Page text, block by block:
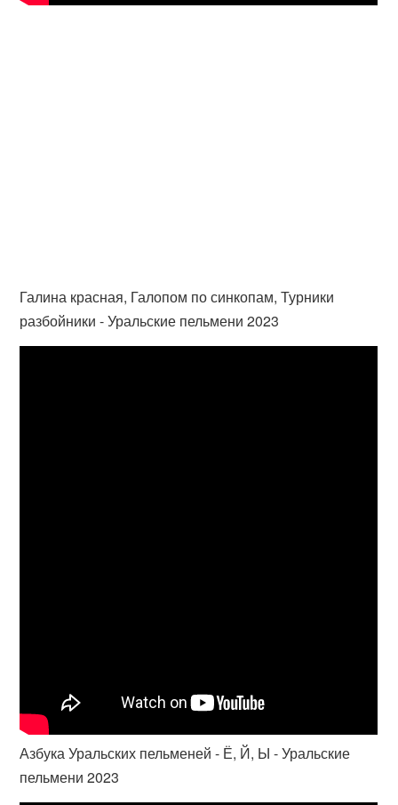
Галина красная, Галопом по синкопам, Турники
разбойники - Уральские пельмени 2023
Азбука Уральских пельменей - Ё, Й, Ы - Уральские
пельмени 2023